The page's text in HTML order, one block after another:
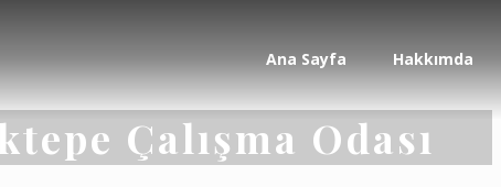
Ana Sayfa Hakkımda
Çalışma Odası